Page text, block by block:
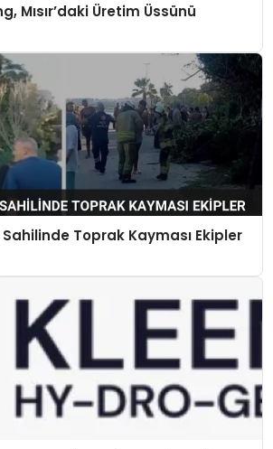
Mısır’daki Üretim Üssünü
Toprak Kayması Ekipler